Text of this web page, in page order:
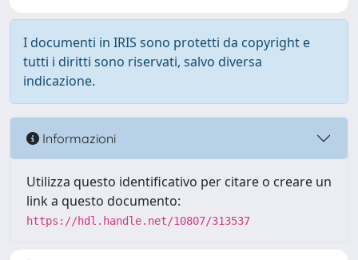
I documenti in IRIS sono protetti da copyright e
tutti i diritti sono riservati, salvo diversa
indicazione.
Informazioni
Utilizza questo identificativo per citare o creare un
link a questo documento:
https://hdl.handle.net/10807/313537